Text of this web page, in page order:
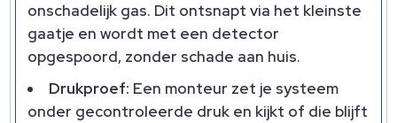
onschadelijk gas. Dit ontsnapt via het kleinste
gaatje en wordt met een detector
opgespoord, zonder schade aan huis.
Drukproef: Een monteur zet je systeem
onder gecontroleerde druk en kijkt of die blijft